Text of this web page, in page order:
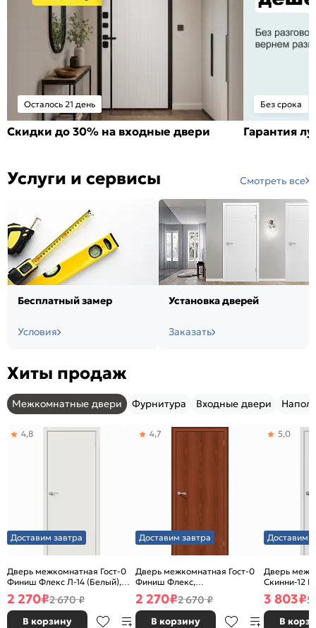
Осталось 21 день
Скидки до 30% на входные двери
Без срока
Гарантия
Услуги и сервисы Смотреть все
Бесплатный замер
Условия
Установка дверей
Заказать
Хиты продаж
Межкомнатные двери Фурнитура Входные двери
Доставим завтра
Дверь межкомнатная Гост-0
Финиш Флекс Л-14 (Белый),
глухая, каркасно-щитовая
4,8
2 270₽2 670 ₽
В корзину
Доставим завтра
Дверь межкомнатная Гост-0
Финиш Флекс,
Ламинированные Л-11
(ИталОрех), глухая, каркасно-
щитовая
4,7
2 270₽2 670 ₽
В корзину
Доставим
Дверь
Скинни-12
глухая,
5,0
3 803₽5
В